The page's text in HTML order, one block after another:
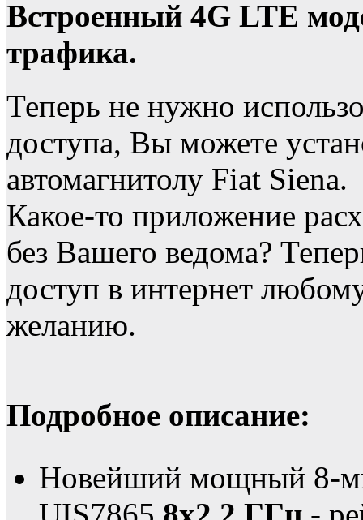
Встроенный 4G LTE
трафика.
Теперь не нужно
доступа, Вы можете
автомагнитолу Fiat Siena.
Какое-то приложение
без Вашего ведома?
доступ в интернет
желанию.
Подробное описание:
Новейший мощный 8-